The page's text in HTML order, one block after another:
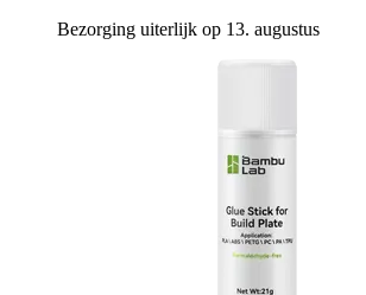
Bezorging uiterlijk op 13. augustus